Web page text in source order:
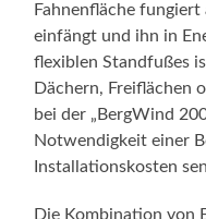
Fahnenfläche
einfängt und ihn in
flexiblen Standfußes
Dächern, Freiflächen
bei der „BergWind
Notwendigkeit einer
Installationskosten
Die Kombination von